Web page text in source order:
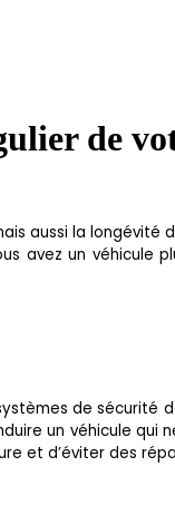
de
aussi la longévité
avez un véhicule
de sécurité
un véhicule
et d’éviter des